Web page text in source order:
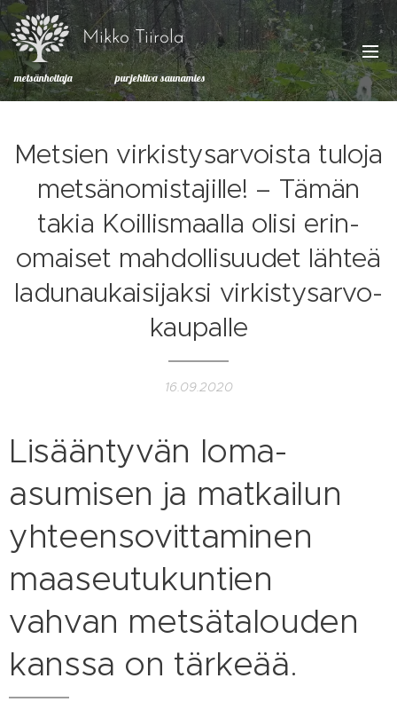
Mikko Tiirola
metsänhoitaja purjehtiva saunamies
Metsien vir­kis­tys­ar­vois­ta tuloja
met­sä­no­mis­ta­jil­le! – Tämän
takia Koil­lis­maal­la olisi erin­
omai­set mah­dol­li­suu­det lähteä
la­dun­au­kai­si­jak­si vir­kis­tys­ar­vo­
kau­pal­le
16.09.2020
Lisääntyvän loma-
asumisen ja matkailun
yhteensovittaminen
maaseutukuntien
vahvan metsätalouden
kanssa on tärkeää.